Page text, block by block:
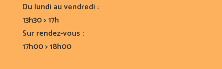
Du lundi au vendredi :
13h30 > 17h
Sur rendez-vous :
17h00 > 18h00